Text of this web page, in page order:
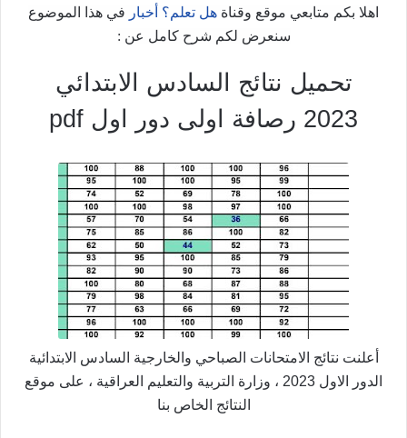
اهلا بكم متابعي موقع وقناة هل تعلم؟ أخبار في هذا الموضوع
سنعرض لكم شرح كامل عن :
تحميل نتائج السادس الابتدائي
2023 رصافة اولى دور اول pdf
أعلنت نتائج الامتحانات الصباحي والخارجية السادس الابتدائية
الدور الاول 2023 ، وزارة التربية والتعليم العراقية ، على موقع
النتائج الخاص بنا